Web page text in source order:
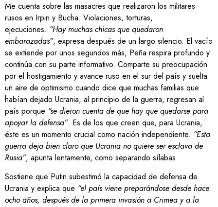
Me cuenta sobre las masacres que realizaron los militares
rusos en Irpin y Bucha. Violaciones, torturas,
ejecuciones. “Hay muchas chicas que quedaron
embarazadas”, expresa después de un largo silencio. El vacío
se extiende por unos segundos más, Peña respira profundo y
continúa con su parte informativo. Comparte su preocupación
por el hostigamiento y avance ruso en el sur del país y suelta
un aire de optimismo cuando dice que muchas familias que
habían dejado Ucrania, al principio de la guerra, regresan al
país porque “se dieron cuenta de que hay que quedarse para
apoyar la defensa”. Es de los que creen que, para Ucrania,
éste es un momento crucial como nación independiente. “Esta
guerra deja bien claro que Ucrania no quiere ser esclava de
Rusia”, apunta lentamente, como separando sílabas.
Sostiene que Putin subestimó la capacidad de defensa de
Ucrania y explica que “el país viene preparándose desde hace
ocho años, después de la primera invasión a Crimea y a la